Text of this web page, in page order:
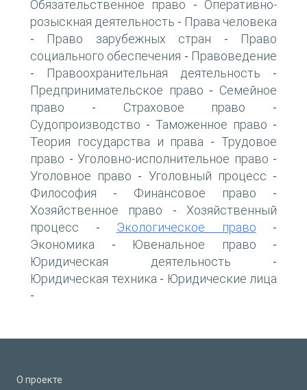
Обязательственное право - Оперативно-
розыскная деятельность - Права человека
- Право зарубежных стран -
Право
социального обеспечения - Правоведение
- Правоохранительная деятельность -
Предпринимательское право - Семейное
право - Страховое право -
Судопроизводство - Таможенное право -
Теория государства и права -Трудовое
право - Уголовно-исполнительное право -
Уголовное право - Уголовный процесс -
Философия - Финансовое право -
Хозяйственное право - Хозяйственный
процесс - Экологическое право -
Экономика - Ювенальное право -
Юридическая деятельность -
Юридическая техника - Юридические лица
-
О проекте